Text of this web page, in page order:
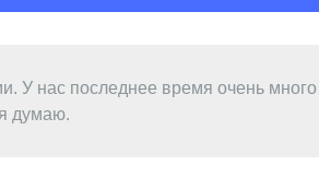
У нас последнее время очень
думаю.